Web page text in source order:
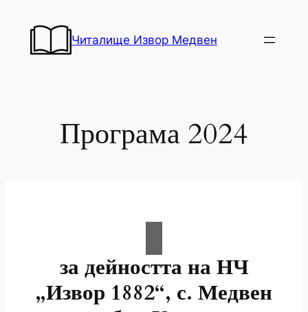
съдържанието
Читалище Извор Медвен
Програма 2024
за дейността на НЧ
„Извор 1882“, с. Медвен